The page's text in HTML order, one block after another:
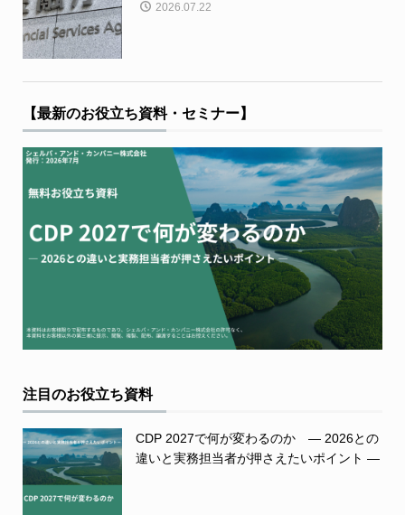
2026.07.22
【最新のお役立ち資料・セミナー】
注目のお役立ち資料
CDP 2027で何が変わるのか ― 2026との
違いと実務担当者が押さえたいポイント ―